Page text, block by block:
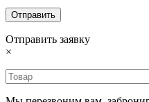
Отправить заявку
×